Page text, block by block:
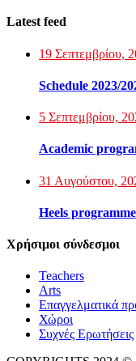
Latest feed
19 Σεπτεμβρίου,
Schedule 2023/
5 Σεπτεμβρίου,
Academic
31 Αυγούστου,
Heels programme
Χρήσιμοι σύνδεσμοι
Teachers
Arts
Επαγγελματικά
Χώροι
Συχνές Ερωτήσεις